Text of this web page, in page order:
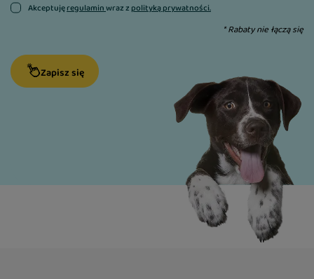
Akceptujęregulaminwraz zpolityką prywatności.
* Rabaty nie łączą się
Zapisz się